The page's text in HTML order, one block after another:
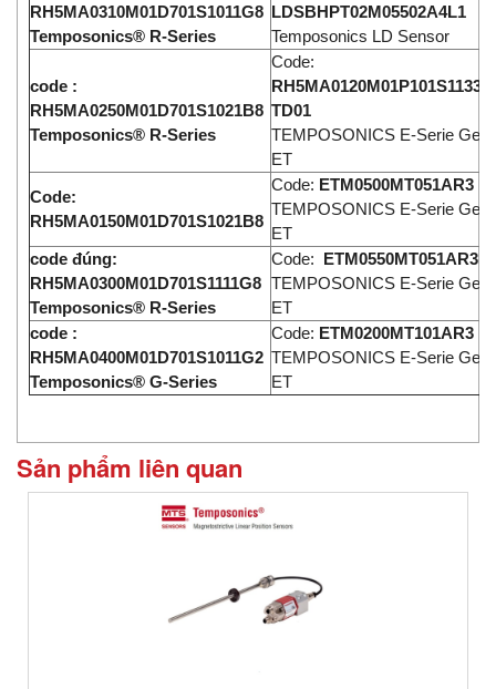
RH5MA0310M01D701S1011G8
Temposonics® R-Series
LDSBHPT02M05502A4L1
Temposonics LD Sensor
code :
RH5MA0250M01D701S1021B8
Temposonics® R-Series
Code:
TD01
TEMPOSONICS E-Serie Gen
ET
Code:
RH5MA0150M01D701S1021B8
Code: ETM0500MT051AR3
TEMPOSONICS E-Serie Gen
ET
code đúng:
RH5MA0300M01D701S1111G8
Temposonics® R-Series
Code: ETM0550MT051AR3
TEMPOSONICS E-Serie Gen
ET
code :
RH5MA0400M01D701S1011G2
Temposonics® G-Series
Code: ETM0200MT101AR3
TEMPOSONICS E-Serie Gen
ET
Sản phẩm liên quan